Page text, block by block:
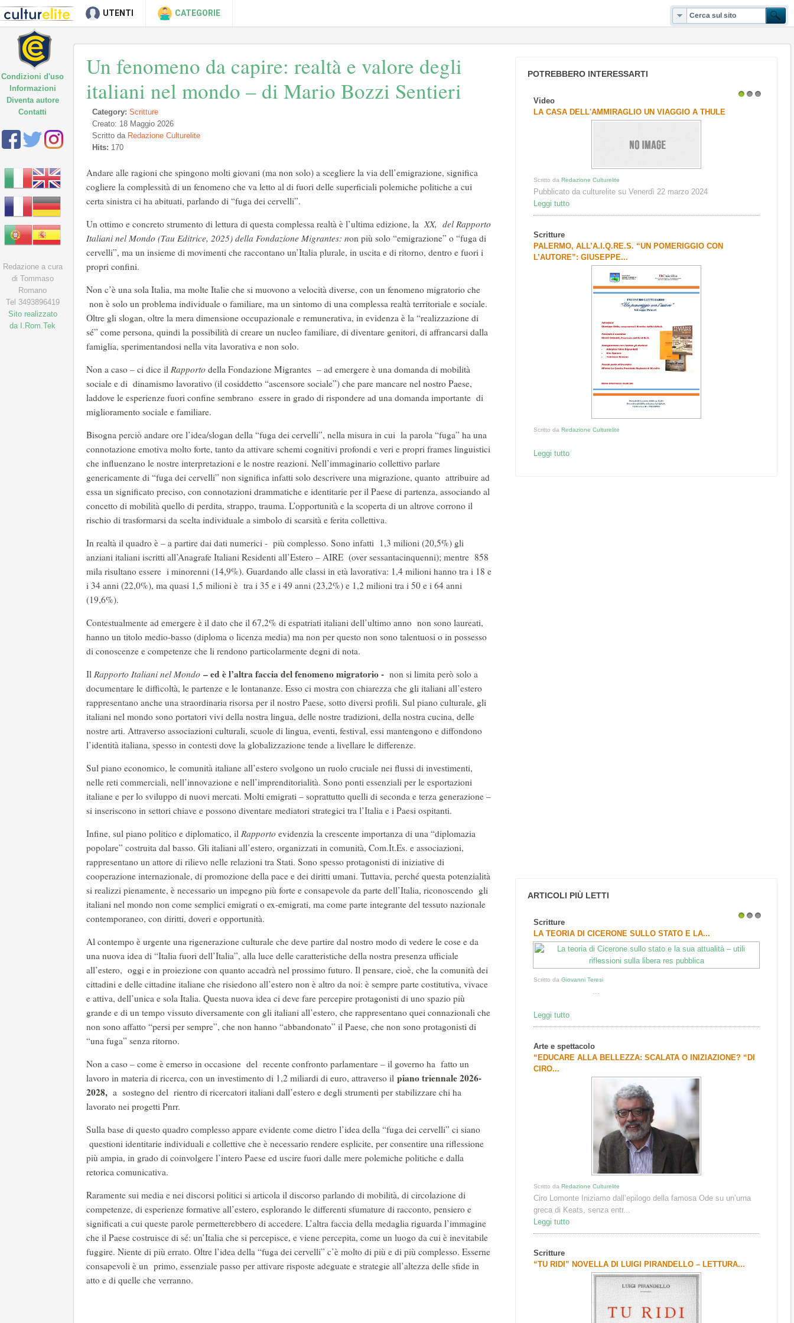
UTENTI CATEGORIE
Un fenomeno da capire: realtà e valore degli
italiani nel mondo – di Mario Bozzi Sentieri
Category: Scritture
Creato: 18 Maggio 2026
Scritto da Redazione Culturelite
Hits: 170
Andare alle ragioni che spingono molti giovani (ma non solo) a scegliere la via dell’emigrazione, significa
cogliere la complessità di un fenomeno che va letto al di fuori delle superficiali polemiche politiche a cui
certa sinistra ci ha abituati, parlando di “fuga dei cervelli”.
Un ottimo e concreto strumento di lettura di questa complessa realtà è l’ultima edizione, laXX, del Rapporto
Italiani nel Mondo (Tau Editrice, 2025) della Fondazione Migrantes: non più solo “emigrazione” o “fuga di
cervelli”, ma un insieme di movimenti che raccontano un’Italia plurale, in uscita e di ritorno, dentro e fuori i
propri confini.
Non c’è una sola Italia, ma molte Italie che si muovono a velocità diverse, con un fenomeno migratorio che
non è solo un problema individuale o familiare, ma un sintomo di una complessa realtà territoriale e sociale.
Oltre gli slogan, oltre la mera dimensione occupazionale e remunerativa, in evidenza è la “realizzazione di
sé” come persona, quindi la possibilità di creare un nucleo familiare, di diventare genitori, di affrancarsi dalla
famiglia, sperimentandosi nella vita lavorativa e non solo.
Non a caso – ci dice il Rapporto della Fondazione Migrantes – ad emergere è una domanda di mobilità
sociale e di dinamismo lavorativo (il cosiddetto “ascensore sociale”) che pare mancare nel nostro Paese,
laddove le esperienze fuori confine sembrano essere in grado di rispondere ad una domanda importante di
miglioramento sociale e familiare.
Bisogna perciò andare ore l’idea/slogan della “fuga dei cervelli”, nella misura in cui la parola “fuga” ha una
connotazione emotiva molto forte, tanto da attivare schemi cognitivi profondi e veri e propri frames linguistici
che influenzano le nostre interpretazioni e le nostre reazioni. Nell’immaginario collettivo parlare
genericamente di “fuga dei cervelli” non significa infatti solo descrivere una migrazione, quanto attribuire ad
essa un significato preciso, con connotazioni drammatiche e identitarie per il Paese di partenza, associando al
concetto di mobilità quello di perdita, strappo, trauma. L’opportunità e la scoperta di un altrove corrono il
rischio di trasformarsi da scelta individuale a simbolo di scarsità e ferita collettiva.
In realtà il quadro è – a partire dai dati numerici - più complesso. Sono infatti 1,3 milioni (20,5%) gli
anziani italiani iscritti all’Anagrafe Italiani Residenti all’Estero – AIRE (over sessantacinquenni); mentre 858
mila risultano essere i minorenni (14,9%). Guardando alle classi in età lavorativa: 1,4 milioni hanno tra i 18 e
i 34 anni (22,0%), ma quasi 1,5 milioni è tra i 35 e i 49 anni (23,2%) e 1,2 milioni tra i 50 e i 64 anni
(19,6%).
Contestualmente ad emergere è il dato che il 67,2% di espatriati italiani dell’ultimo anno non sono laureati,
hanno un titolo medio-basso (diploma o licenza media) ma non per questo non sono talentuosi o in possesso
di conoscenze e competenze che li rendono particolarmente degni di nota.
Il Rapporto Italiani nel Mondo –ed è l’altra faccia del fenomeno migratorio - non si limita però solo a
documentare le difficoltà, le partenze e le lontananze. Esso ci mostra con chiarezza che gli italiani all’estero
rappresentano anche una straordinaria risorsa per il nostro Paese, sotto diversi profili. Sul piano culturale, gli
italiani nel mondo sono portatori vivi della nostra lingua, delle nostre tradizioni, della nostra cucina, delle
nostre arti. Attraverso associazioni culturali, scuole di lingua, eventi, festival, essi mantengono e diffondono
l’identità italiana, spesso in contesti dove la globalizzazione tende a livellare le differenze.
Sul piano economico, le comunità italiane all’estero svolgono un ruolo cruciale nei flussi di investimenti,
nelle reti commerciali, nell’innovazione e nell’imprenditorialità. Sono ponti essenziali per le esportazioni
italiane e per lo sviluppo di nuovi mercati. Molti emigrati – soprattutto quelli di seconda e terza generazione –
si inseriscono in settori chiave e possono diventare mediatori strategici tra l’Italia e i Paesi ospitanti.
Infine, sul piano politico e diplomatico, il Rapporto evidenzia la crescente importanza di una “diplomazia
popolare” costruita dal basso. Gli italiani all’estero, organizzati in comunità, Com.It.Es. e associazioni,
rappresentano un attore di rilievo nelle relazioni tra Stati. Sono spesso protagonisti di iniziative di
cooperazione internazionale, di promozione della pace e dei diritti umani. Tuttavia, perché questa potenzialità
si realizzi pienamente, è necessario un impegno più forte e consapevole da parte dell’Italia, riconoscendo gli
italiani nel mondo non come semplici emigrati o ex-emigrati, ma come parte integrante del tessuto nazionale
contemporaneo, con diritti, doveri e opportunità.
Al contempo è urgente una rigenerazione culturale che deve partire dal nostro modo di vedere le cose e da
una nuova idea di “Italia fuori dell’Italia”, alla luce delle caratteristiche della nostra presenza ufficiale
all’estero, oggi e in proiezione con quanto accadrà nel prossimo futuro. Il pensare, cioè, che la comunità dei
cittadini e delle cittadine italiane che risiedono all’estero non è altro da noi: è sempre parte costitutiva, vivace
e attiva, dell’unica e sola Italia. Questa nuova idea ci deve fare percepire protagonisti di uno spazio più
grande e di un tempo vissuto diversamente con gli italiani all’estero, che rappresentano quei connazionali che
non sono affatto “persi per sempre”, che non hanno “abbandonato” il Paese, che non sono protagonisti di
“una fuga” senza ritorno.
Non a caso – come è emerso in occasione del recente confronto parlamentare – il governo ha fatto un
lavoro in materia di ricerca, con un investimento di 1,2 miliardi di euro, attraverso il piano triennale 2026-
2028, a sostegno del rientro di ricercatori italiani dall’estero e degli strumenti per stabilizzare chi ha
lavorato nei progetti Pnrr.
Sulla base di questo quadro complesso appare evidente come dietro l’idea della “fuga dei cervelli” ci siano
questioni identitarie individuali e collettive che è necessario rendere esplicite, per consentire una riflessione
più ampia, in grado di coinvolgere l’intero Paese ed uscire fuori dalle mere polemiche politiche e dalla
retorica comunicativa.
Raramente sui media e nei discorsi politici si articola il discorso parlando di mobilità, di circolazione di
competenze, di esperienze formative all’estero, esplorando le differenti sfumature di racconto, pensiero e
significati a cui queste parole permetterebbero di accedere. L’altra faccia della medaglia riguarda l’immagine
che il Paese costruisce di sé: un’Italia che si percepisce, e viene percepita, come un luogo da cui è inevitabile
fuggire. Niente di più errato. Oltre l’idea della “fuga dei cervelli” c’è molto di più e di più complesso. Esserne
consapevoli è un primo, essenziale passo per attivare risposte adeguate e strategie all’altezza delle sfide in
atto e di quelle che verranno.
POTREBBERO INTERESSARTI
Video
LA CASA DELL'AMMIRAGLIO UN VIAGGIO A THULE
Scritto daRedazione Culturelite
Pubblicato da culturelite su Venerdì 22 marzo 2024
Leggi tutto
Scritture
PALERMO, ALL’A.I.Q.RE.S. “UN POMERIGGIO CON
L’AUTORE”: GIUSEPPE...
Scritto da Redazione Culturelite
Leggi tutto
ARTICOLI PIÙ LETTI
Scritture
LA TEORIA DI CICERONE SULLO STATO E LA...
Scritto daGiovanni Teresi
...
Leggi tutto
Arte e spettacolo
“EDUCARE ALLA BELLEZZA: SCALATA O INIZIAZIONE? “DI
CIRO...
Scritto daRedazione Culturelite
Ciro Lomonte Iniziamo dall’epilogo della famosa Ode su un’urna
greca di Keats, senza entr...
Leggi tutto
Scritture
“TU RIDI” NOVELLA DI LUIGI PIRANDELLO – LETTURA...
Condizioni d'uso
Informazioni
Diventa autore
Contatti
Redazione a cura
di Tommaso
Romano
Tel 3493896419
Sito realizzato
da I.Rom.Tek